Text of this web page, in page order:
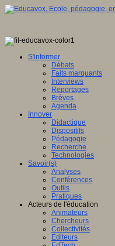
S'informer
Débats
Faits marquants
Interviews
Reportages
Brèves
Agenda
Innover
Didactique
Dispositifs
Pédagogie
Recherche
Technologies
Savoir(s)
Analyses
Conférences
Outils
Pratiques
Acteurs de l'éducation
Animateurs
Chercheurs
Collectivités
Editeurs